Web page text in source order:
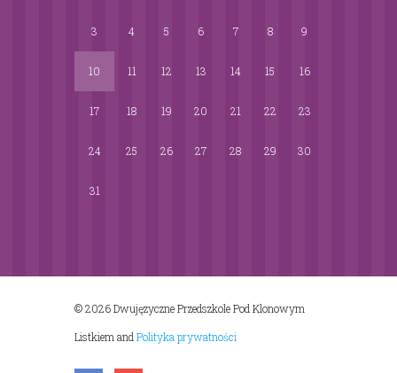
3 4 5 6 7 8 9
10 11 12 13 14 15 16
17 18 19 20 21 22 23
24 25 26 27 28 29 30
31
© 2026 Dwujęzyczne Przedszkole Pod Klonowym
ListkiemandPolityka prywatności